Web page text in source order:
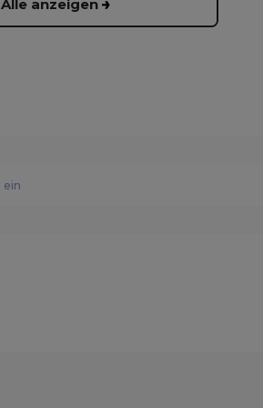
Alle anzeigen